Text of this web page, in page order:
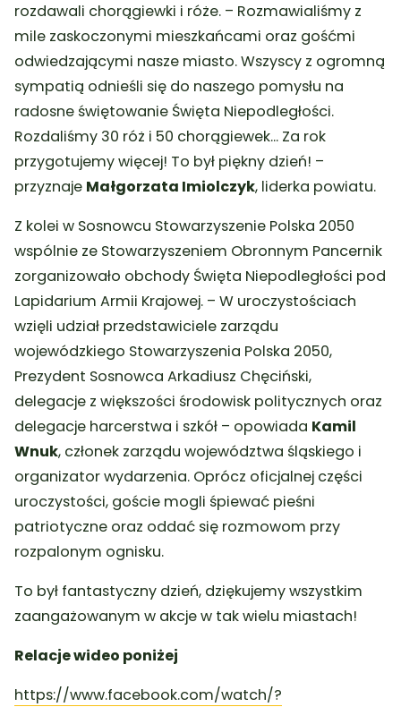
rozdawali chorągiewki i róże. – Rozmawialiśmy z
mile zaskoczonymi mieszkańcami oraz gośćmi
odwiedzającymi nasze miasto. Wszyscy z ogromną
sympatią odnieśli się do naszego pomysłu na
radosne świętowanie Święta Niepodległości.
Rozdaliśmy 30 róż i 50 chorągiewek… Za rok
przygotujemy więcej! To był piękny dzień! –
przyznaje Małgorzata Imiolczyk, liderka powiatu.
Z kolei w Sosnowcu Stowarzyszenie Polska 2050
wspólnie ze Stowarzyszeniem Obronnym Pancernik
zorganizowało obchody Święta Niepodległości pod
Lapidarium Armii Krajowej. – W uroczystościach
wzięli udział przedstawiciele zarządu
wojewódzkiego Stowarzyszenia Polska 2050,
Prezydent Sosnowca Arkadiusz Chęciński,
delegacje z większości środowisk politycznych oraz
delegacje harcerstwa i szkół – opowiada Kamil
Wnuk, członek zarządu województwa śląskiego i
organizator wydarzenia. Oprócz oficjalnej części
uroczystości, goście mogli śpiewać pieśni
patriotyczne oraz oddać się rozmowom przy
rozpalonym ognisku.
To był fantastyczny dzień, dziękujemy wszystkim
zaangażowanym w akcje w tak wielu miastach!
Relacje wideo poniżej
https://www.facebook.com/watch/?